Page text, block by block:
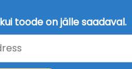
toode on jälle saadaval.